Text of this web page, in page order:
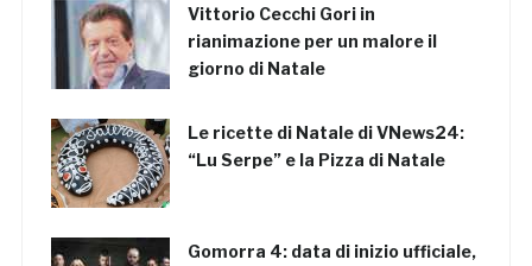
Vittorio Cecchi Gori in
rianimazione per un malore il
giorno di Natale
Le ricette di Natale di VNews24:
“Lu Serpe” e la Pizza di Natale
Gomorra 4: data di inizio ufficiale,